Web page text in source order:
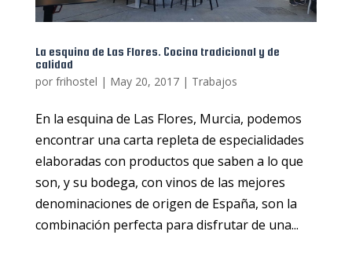
La esquina de Las Flores. Cocina tradicional y de
calidad
por frihostel | May 20, 2017| Trabajos
En la esquina de Las Flores, Murcia, podemos
encontrar una carta repleta de especialidades
elaboradas con productos que saben a lo que
son, y su bodega, con vinos de las mejores
denominaciones de origen de España, son la
combinación perfecta para disfrutar de una...